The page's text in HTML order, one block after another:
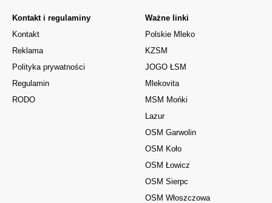
Kontakt i regulaminy
Kontakt
Reklama
Polityka prywatności
Regulamin
RODO
Ważne linki
Polskie Mleko
KZSM
JOGO ŁSM
Mlekovita
MSM Mońki
Lazur
OSM Garwolin
OSM Koło
OSM Łowicz
OSM Sierpc
OSM Włoszczowa